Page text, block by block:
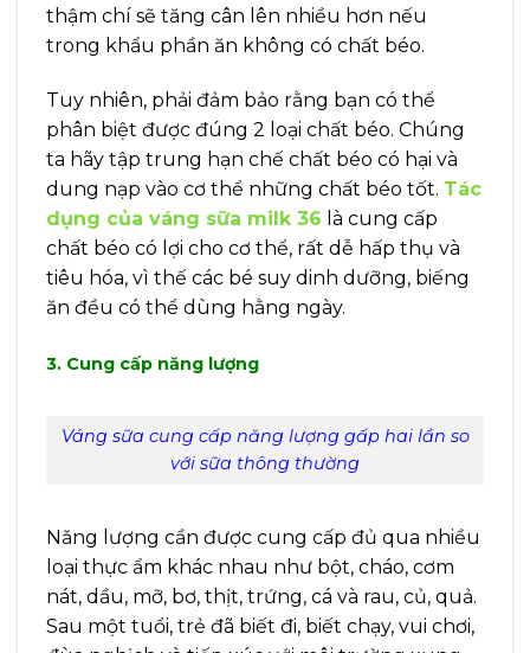
thậm chí sẽ tăng cân lên nhiều hơn nếu
trong khẩu phần ăn không có chất béo.
Tuy nhiên, phải đảm bảo rằng bạn có thể
phân biệt được đúng 2 loại chất béo. Chúng
ta hãy tập trung hạn chế chất béo có hại và
dung nạp vào cơ thể những chất béo tốt. Tác
dụng của váng sữa milk 36 là cung cấp
chất béo có lợi cho cơ thể, rất dễ hấp thụ và
tiêu hóa, vì thế các bé suy dinh dưỡng, biếng
ăn đều có thể dùng hằng ngày.
3. Cung cấp năng lượng
Váng sữa cung cấp năng lượng gấp hai lần so
với sữa thông thường
Nǎng lượng cần được cung cấp đủ qua nhiều
loại thực ẩm khác nhau như bột, cháo, cơm
nát, dầu, mỡ, bơ, thịt, trứng, cá và rau, củ, quả.
Sau một tuổi, trẻ đã biết đi, biết chạy, vui chơi,